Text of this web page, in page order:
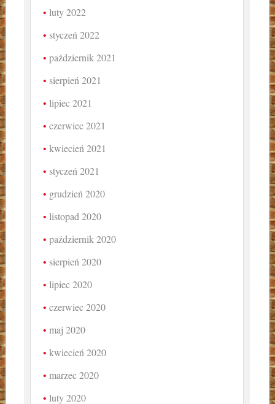
luty 2022
styczeń 2022
październik 2021
sierpień 2021
lipiec 2021
czerwiec 2021
kwiecień 2021
styczeń 2021
grudzień 2020
listopad 2020
październik 2020
sierpień 2020
lipiec 2020
czerwiec 2020
maj 2020
kwiecień 2020
marzec 2020
luty 2020